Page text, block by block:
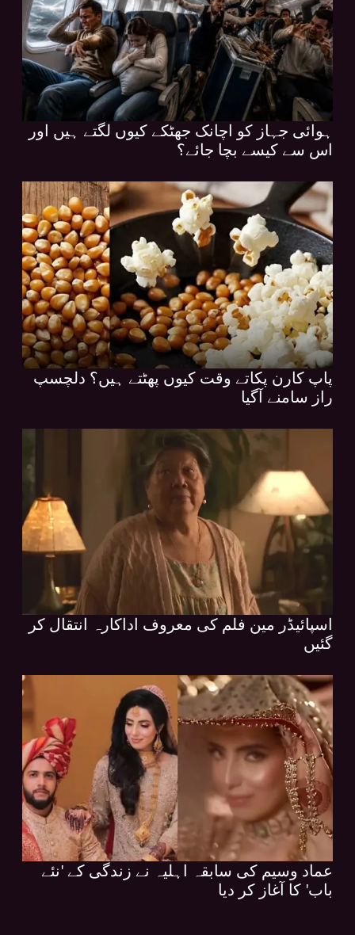
ہوائی جہاز کو اچانک جھٹکے کیوں لگتے ہیں اور
اس سے کیسے بچا جائے؟
پاپ کارن پکاتے وقت کیوں پھٹتے ہیں؟ دلچسپ
راز سامنے آگیا
اسپائیڈر مین فلم کی معروف اداکارہ انتقال کر
گئیں
عماد وسیم کی سابقہ اہلیہ نے زندگی کے 'نئے
باب' کا آغاز کر دیا